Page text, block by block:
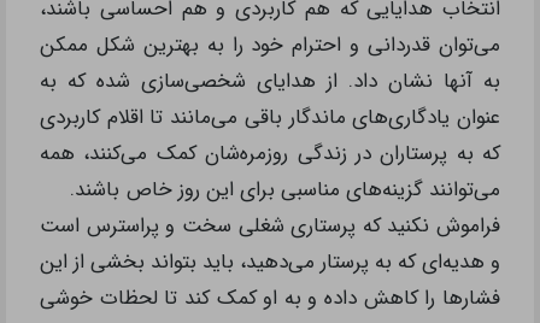
انتخاب هدایایی که هم کاربردی و هم احساسی باشند،
می‌توان قدردانی و احترام خود را به بهترین شکل ممکن
به آنها نشان داد. از هدایای شخصی‌سازی شده که به
عنوان یادگاری‌های ماندگار باقی می‌مانند تا اقلام کاربردی
که به پرستاران در زندگی روزمره‌شان کمک می‌کنند، همه
می‌توانند گزینه‌های مناسبی برای این روز خاص باشند.
فراموش نکنید که پرستاری شغلی سخت و پراسترس است
و هدیه‌ای که به پرستار می‌دهید، باید بتواند بخشی از این
فشارها را کاهش داده و به او کمک کند تا لحظات خوشی